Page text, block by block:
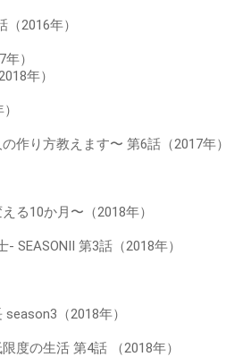
2016年）
）
年）
作り方教えます〜 第6話（2017年）
る10か月〜（2018年）
- SEASONⅡ 第3話（2018年）
（2018年）
度の生活 第4話 （2018年）